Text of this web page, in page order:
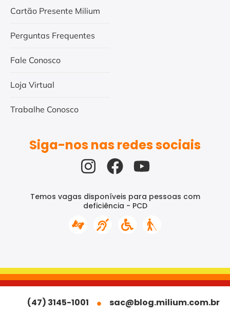
Cartão Presente Milium
Perguntas Frequentes
Fale Conosco
Loja Virtual
Trabalhe Conosco
Siga-nos nas redes sociais
Temos vagas disponíveis para pessoas com
deficiência - PCD
(47) 3145-1001 sac@blog.milium.com.br